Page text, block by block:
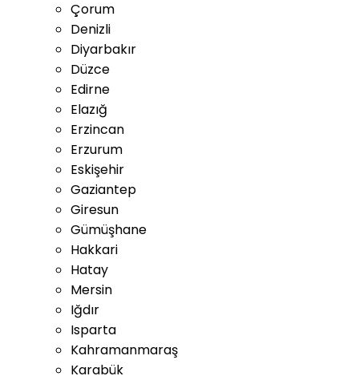
Çorum
Denizli
Diyarbakır
Düzce
Edirne
Elazığ
Erzincan
Erzurum
Eskişehir
Gaziantep
Giresun
Gümüşhane
Hakkari
Hatay
Mersin
Iğdır
Isparta
Kahramanmaraş
Karabük